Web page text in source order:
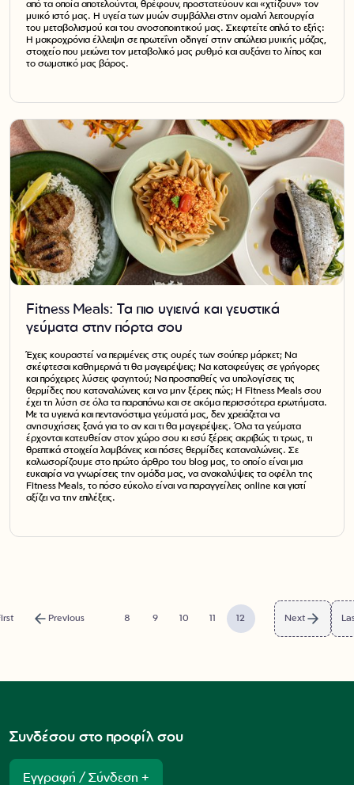
από τα οποία αποτελούνται, θρέφουν, προστατεύουν και «χτίζουν» τον
μυϊκό ιστό μας. Η υγεία των μυών συμβάλλει στην ομαλή λειτουργία
του μεταβολισμού και του ανοσοποιητικού μας. Σκεφτείτε απλά το εξής:
Η μακροχρόνια έλλειψη σε πρωτεΐνη οδηγεί στην απώλεια μυϊκής μάζας,
στοιχείο που μειώνει τον μεταβολικό μας ρυθμό και αυξάνει το λίπος και
το σωματικό μας βάρος.
Fitness Meals: Τα πιο υγιεινά και γευστικά
γεύματα στην πόρτα σου
Έχεις κουραστεί να περιμένεις στις ουρές των σούπερ μάρκετ; Να
σκέφτεσαι καθημερινά τι θα μαγειρέψεις; Να καταφεύγεις σε γρήγορες
και πρόχειρες λύσεις φαγητού; Να προσπαθείς να υπολογίσεις τις
θερμίδες που καταναλώνεις και να μην ξέρεις πώς; Η Fitness Meals σου
έχει τη λύση σε όλα τα παραπάνω και σε ακόμα περισσότερα ερωτήματα.
Με τα υγιεινά και πεντανόστιμα γεύματά μας, δεν χρειάζεται να
ανησυχήσεις ξανά για το αν και τι θα μαγειρέψεις. Όλα τα γεύματα
έρχονται κατευθείαν στον χώρο σου κι εσύ ξέρεις ακριβώς τι τρως, τι
θρεπτικά στοιχεία λαμβάνεις και πόσες θερμίδες καταναλώνεις. Σε
καλωσορίζουμε στο πρώτο άρθρο του blog μας, το οποίο είναι μια
ευκαιρία να γνωρίσεις την ομάδα μας, να ανακαλύψεις τα οφέλη της
Fitness Meals, το πόσο εύκολο είναι να παραγγείλεις online και γιατί
αξίζει να την επιλέξεις.
Previous 8 9 10 11 12 Next
Συνδέσου στο προφίλ σου
Εγγραφή / Σύνδεση +